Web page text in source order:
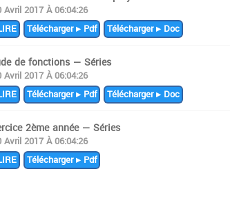
Avril 2017 À 06:04:26
Télécharger ▸ Pdf Télécharger ▸ Doc
de fonctions — Séries
Avril 2017 À 06:04:26
Télécharger ▸ Pdf Télécharger ▸ Doc
2ème année — Séries
Avril 2017 À 06:04:26
Télécharger ▸ Pdf